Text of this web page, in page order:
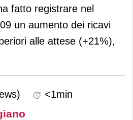
fatto registrare nel
un aumento dei ricavi
alle attese (+21%),
<1min